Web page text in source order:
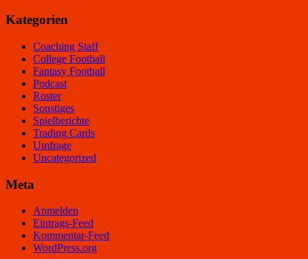
Kategorien
Coaching Staff
College Football
Fantasy Football
Podcast
Roster
Sonstiges
Spielberichte
Trading Cards
Umfrage
Uncategorized
Meta
Anmelden
Eintrags-Feed
Kommentar-Feed
WordPress.org